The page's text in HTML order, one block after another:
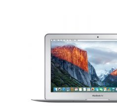
Miễn phí vận chuyển
Miễn phí hỗ trợ cài